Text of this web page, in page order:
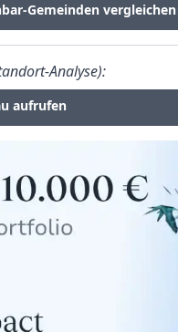
Gemeinden vergleichen
Analyse):
aufrufen